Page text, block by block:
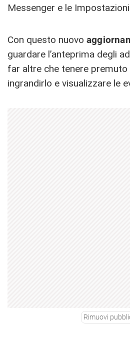
Messenger e le Impostazioni
Con questo nuovo
guardare l’anteprima degli
far altre che tenere premuto
ingrandirlo e visualizzare le
Rimuovi